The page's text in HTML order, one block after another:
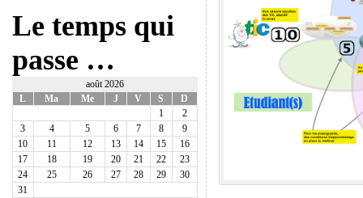
Le temps qui
passe …
août 2026
L
Ma Me J V S D
1
2
3
4 5 6 7 8
9
10
11 12 13 14 15
16
17
18 19 20 21 22
23
24
25 26 27 28 29
30
31